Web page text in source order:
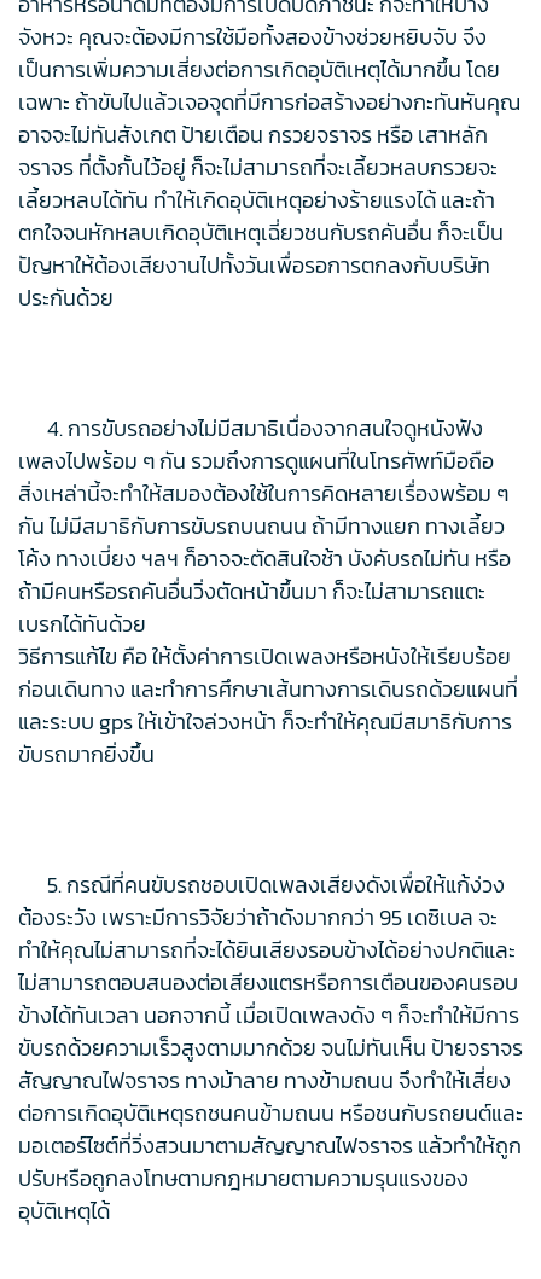
จังหวะ คุณจะต้องมีการใช้มือทั้งสองข้างช่วยหยิบจับ จึง
เป็นการเพิ่มความเสี่ยงต่อการเกิดอุบัติเหตุได้มากขึ้น โดย
เฉพาะ ถ้าขับไปแล้วเจอจุดที่มีการก่อสร้างอย่างกะทันหันคุณ
อาจจะไม่ทันสังเกต ป้ายเตือน กรวยจราจร หรือ เสาหลัก
จราจร ที่ตั้งกั้นไว้อยู่ ก็จะไม่สามารถที่จะเลี้ยวหลบกรวยจะ
เลี้ยวหลบได้ทัน ทำให้เกิดอุบัติเหตุอย่างร้ายแรงได้ และถ้า
ตกใจจนหักหลบเกิดอุบัติเหตุเฉี่ยวชนกับรถคันอื่น ก็จะเป็น
ปัญหาให้ต้องเสียงานไปทั้งวันเพื่อรอการตกลงกับบริษัท
ประกันด้วย
4. การขับรถอย่างไม่มีสมาธิเนื่องจากสนใจดูหนังฟัง
เพลงไปพร้อม ๆ กัน รวมถึงการดูแผนที่ในโทรศัพท์มือถือ
สิ่งเหล่านี้จะทำให้สมองต้องใช้ในการคิดหลายเรื่องพร้อม ๆ
กัน ไม่มีสมาธิกับการขับรถบนถนน ถ้ามีทางแยก ทางเลี้ยว
โค้ง ทางเบี่ยง ฯลฯ ก็อาจจะตัดสินใจช้า บังคับรถไม่ทัน หรือ
ถ้ามีคนหรือรถคันอื่นวิ่งตัดหน้าขึ้นมา ก็จะไม่สามารถแตะ
เบรกได้ทันด้วย
วิธีการแก้ไข คือ ให้ตั้งค่าการเปิดเพลงหรือหนังให้เรียบร้อย
ก่อนเดินทาง และทำการศึกษาเส้นทางการเดินรถด้วยแผนที่
และระบบ gps ให้เข้าใจล่วงหน้า ก็จะทำให้คุณมีสมาธิกับการ
ขับรถมากยิ่งขึ้น
5. กรณีที่คนขับรถชอบเปิดเพลงเสียงดังเพื่อให้แก้ง่วง
ต้องระวัง เพราะมีการวิจัยว่าถ้าดังมากกว่า 95 เดซิเบล จะ
ทำให้คุณไม่สามารถที่จะได้ยินเสียงรอบข้างได้อย่างปกติและ
ไม่สามารถตอบสนองต่อเสียงแตรหรือการเตือนของคนรอบ
ข้างได้ทันเวลา นอกจากนี้ เมื่อเปิดเพลงดัง ๆ ก็จะทำให้มีการ
ขับรถด้วยความเร็วสูงตามมากด้วย จนไม่ทันเห็น ป้ายจราจร
สัญญาณไฟจราจร ทางม้าลาย ทางข้ามถนน จึงทำให้เสี่ยง
ต่อการเกิดอุบัติเหตุรถชนคนข้ามถนน หรือชนกับรถยนต์และ
มอเตอร์ไซต์ที่วิ่งสวนมาตามสัญญาณไฟจราจร แล้วทำให้ถูก
ปรับหรือถูกลงโทษตามกฎหมายตามความรุนแรงของ
อุบัติเหตุได้